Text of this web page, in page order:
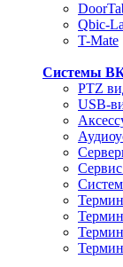
Qbic-
T-Mate
Системы
PTZ
USB-